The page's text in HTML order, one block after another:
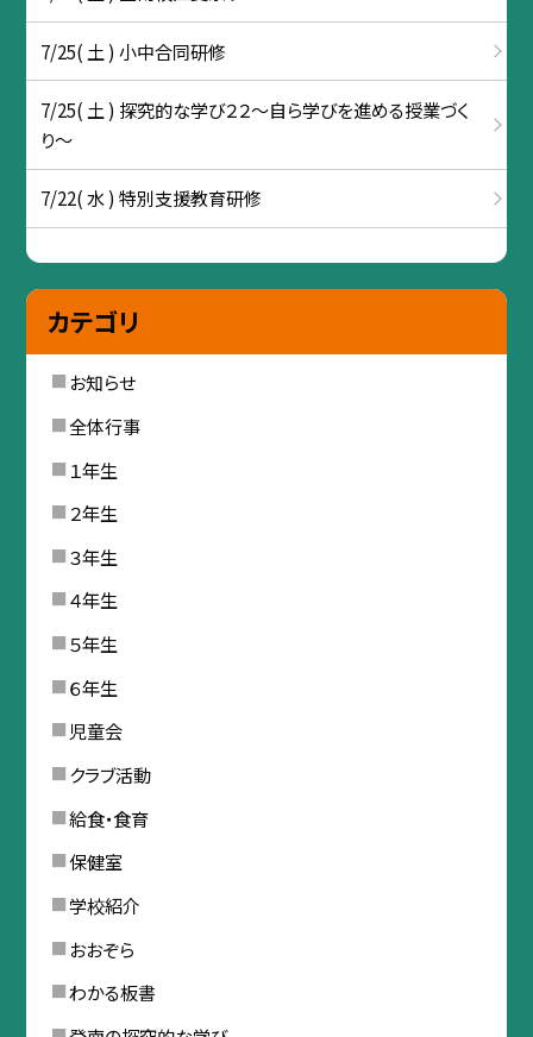
7/25( 土 ) 小中合同研修
7/25( 土 ) 探究的な学び２２～自ら学びを進める授業づく
り～
7/22( 水 ) 特別支援教育研修
カテゴリ
お知らせ
全体行事
１年生
２年生
３年生
４年生
５年生
６年生
児童会
クラブ活動
給食・食育
保健室
学校紹介
おおぞら
わかる板書